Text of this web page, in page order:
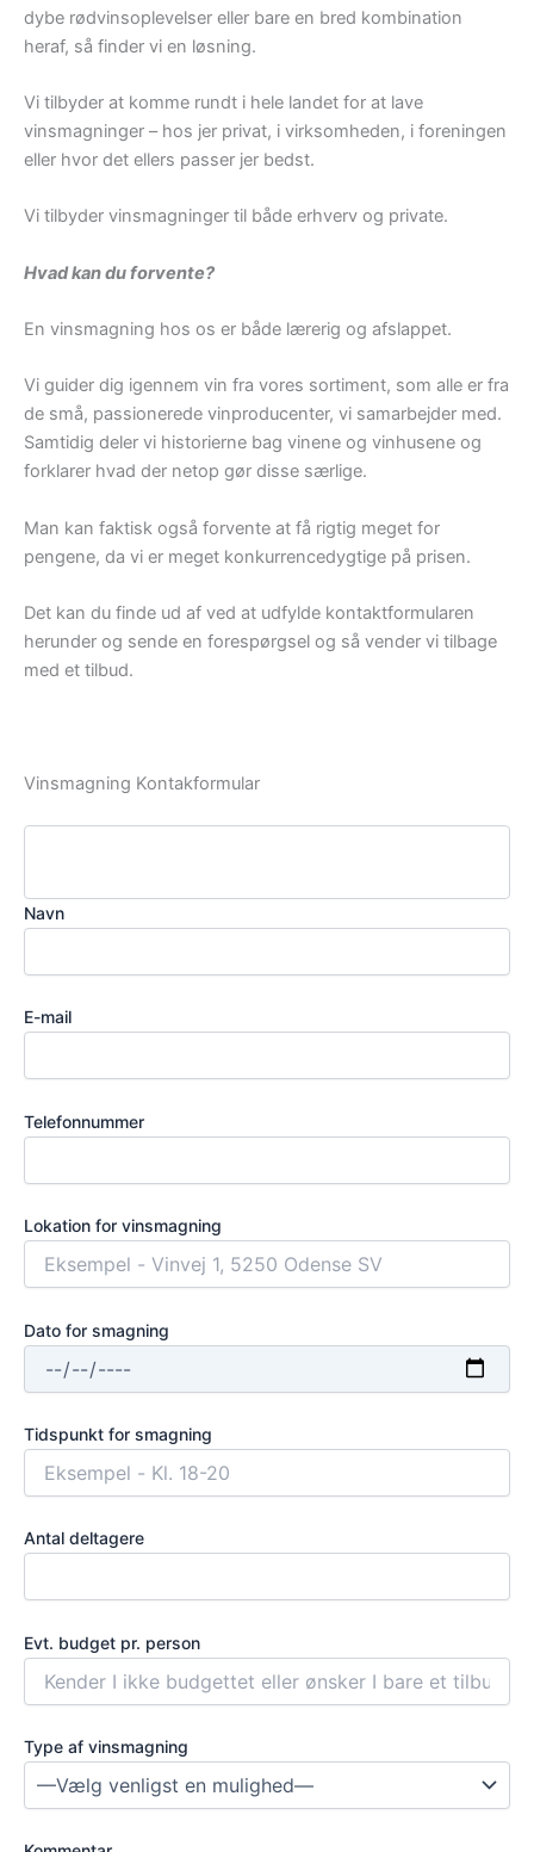
dybe rødvinsoplevelser eller bare en bred kombination
heraf, så finder vi en løsning.
Vi tilbyder at komme rundt i hele landet for at lave
vinsmagninger – hos jer privat, i virksomheden, i foreningen
eller hvor det ellers passer jer bedst.
Vi tilbyder vinsmagninger til både erhverv og private.
Hvad kan du forvente?
En vinsmagning hos os er både lærerig og afslappet.
Vi guider dig igennem vin fra vores sortiment, som alle er fra
de små, passionerede vinproducenter, vi samarbejder med.
Samtidig deler vi historierne bag vinene og vinhusene og
forklarer hvad der netop gør disse særlige.
Man kan faktisk også forvente at få rigtig meget for
pengene, da vi er meget konkurrencedygtige på prisen.
Det kan du finde ud af ved at udfylde kontaktformularen
herunder og sende en forespørgsel og så vender vi tilbage
med et tilbud.
Vinsmagning Kontakformular
Navn
E-mail
Telefonnummer
Lokation for vinsmagning
Dato for smagning
Tidspunkt for smagning
Antal deltagere
Evt. budget pr. person
Type af vinsmagning